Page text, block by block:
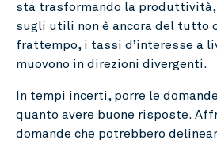
sta trasformando la
sugli utili non è ancora del tutto
frattempo, i tassi d’interesse a
muovono in direzioni divergenti.
In tempi incerti, porre le
quanto avere buone risposte.
domande che potrebbero